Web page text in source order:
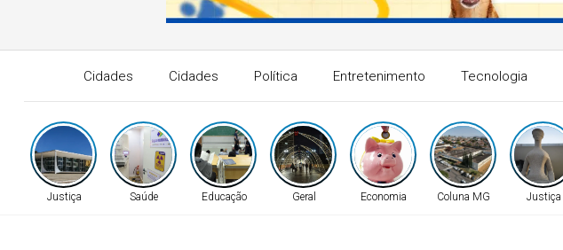
Cidades Cidades Política Entretenimento Tecnologia
Justiça Saúde Educação Geral Economia Coluna MG Justiça